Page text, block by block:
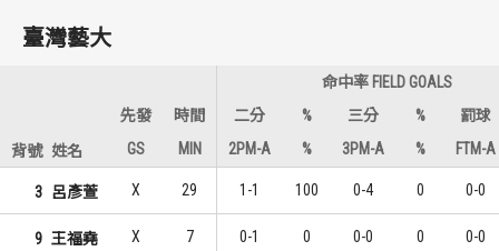
1
9
呂彥萱 5
北市大學
1 梁予綸 11
1
2
劉揚暄 1
北市大學
1 鄭宇峻
臺灣藝大
命中率 FIELD GOALS
先發
時間 二分 % 三分 %
罰球
背號 姓名 GS MIN 2PM-A % 3PM-A % FTM-A
3 呂彥萱 X 29 1-1 100 0-4 0 0-0
9 王福堯 X 7 0-1 0 0-0 0 0-0